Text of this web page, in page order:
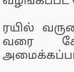
ரயில்
வரை